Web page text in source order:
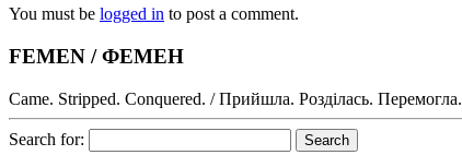
You must be logged in to post a comment.
FEMEN / ФЕМЕН
Came. Stripped. Conquered. / Прийшла. Розділась. Перемогла.
Search for: